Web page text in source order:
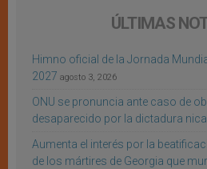
ÚLTIMAS
Himno oficial de la Jornada
2027 agosto 3, 2026
ONU se pronuncia ante caso de
desaparecido por la dictadura
Aumenta el interés por la
de los mártires de Georgia que